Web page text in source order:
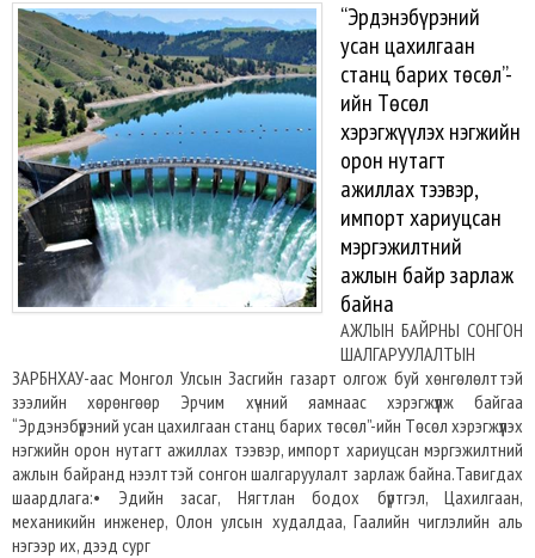
“Эрдэнэбүрэний
усан цахилгаан
станц барих төсөл”-
ийн Төсөл
хэрэгжүүлэх нэгжийн
орон нутагт
ажиллах тээвэр,
импорт хариуцсан
мэргэжилтний
ажлын байр зарлаж
байна
АЖЛЫН БАЙРНЫ СОНГОН
ШАЛГАРУУЛАЛТЫН
ЗАРБНХАУ-аас Монгол Улсын Засгийн газарт олгож буй хөнгөлөлттэй
зээлийн хөрөнгөөр Эрчим хүчний яамнаас хэрэгжүүлж байгаа
“Эрдэнэбүрэний усан цахилгаан станц барих төсөл”-ийн Төсөл хэрэгжүүлэх
нэгжийн орон нутагт ажиллах тээвэр, импорт хариуцсан мэргэжилтний
ажлын байранд нээлттэй сонгон шалгаруулалт зарлаж байна.Тавигдах
шаардлага:• Эдийн засаг, Нягтлан бодох бүртгэл, Цахилгаан,
механикийн инженер, Олон улсын худалдаа, Гаалийн чиглэлийн аль
нэгээр их, дээд сург